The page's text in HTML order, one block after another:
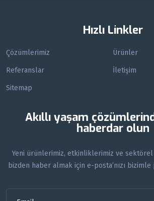
Hızlı Linkler
Çözümlerimiz Ürünler
Referanslar İletişim
Sitemap
Akıllı yaşam
haberdar olun
Yeni ürünlerimiz, etkinliklerimiz ve
bizden haber almak için e-posta’nızı